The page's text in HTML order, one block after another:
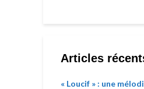
Articles
« Loucif » : une